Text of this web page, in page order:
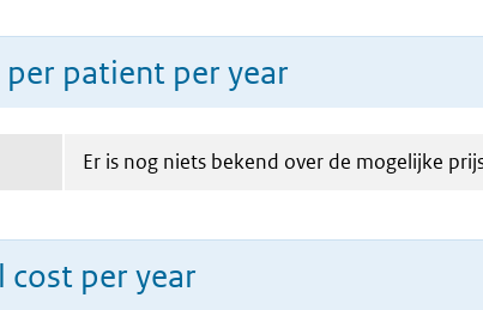
per patient per year
Er is nog niets bekend over de mogelijke
per year